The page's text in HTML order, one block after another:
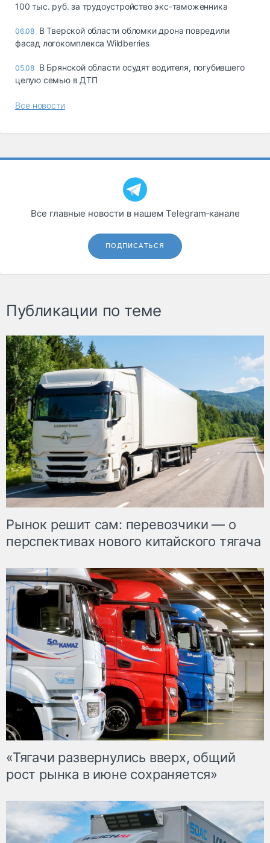
100 тыс. руб. за трудоустройство экс-таможенника
06.08 В Тверской области обломки дрона повредили
фасад логокомплекса Wildberries
05.08 В Брянской области осудят водителя, погубившего
целую семью в ДТП
Все новости
Все главные новости в нашем Telegram‑канале
ПОДПИСАТЬСЯ
Публикации по теме
Рынок решит сам: перевозчики — о
перспективах нового китайского тягача
«Тягачи развернулись вверх, общий
рост рынка в июне сохраняется»